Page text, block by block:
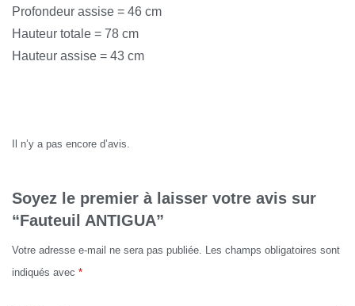
Profondeur assise = 46 cm
Hauteur totale = 78 cm
Hauteur assise = 43 cm
Il n’y a pas encore d’avis.
Soyez le premier à laisser votre avis sur
“Fauteuil ANTIGUA”
Votre adresse e-mail ne sera pas publiée. Les champs obligatoires sont
indiqués avec *